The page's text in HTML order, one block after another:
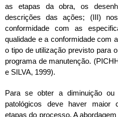
as etapas da obra, os
descrições das ações; (III)
conformidade com as
qualidade e a conformidade com
o tipo de utilização previsto para
programa de manutenção.
e SILVA, 1999).
Para se obter a diminuição ou
patológicos deve haver maior
etapas do processo. A